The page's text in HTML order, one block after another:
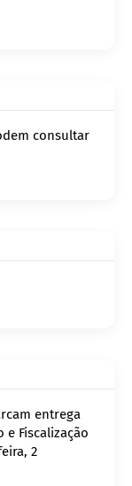
consultar
entrega
e Fiscalização
2